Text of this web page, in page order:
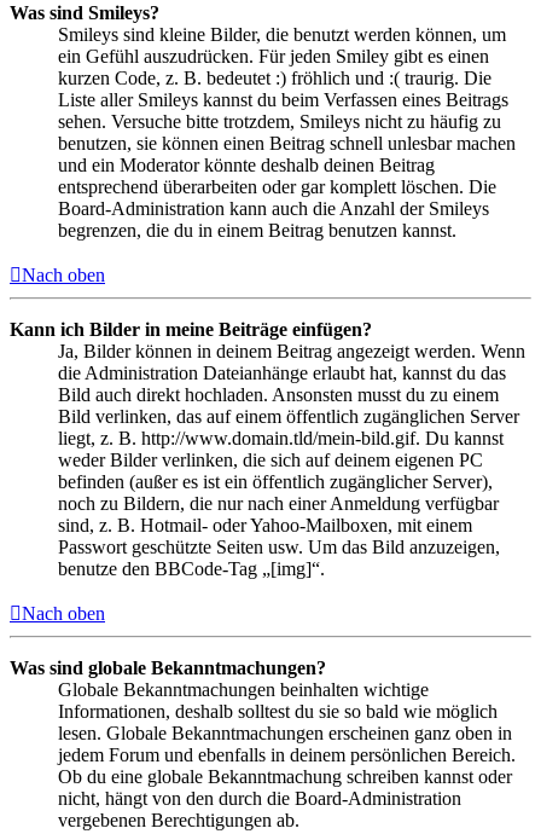
Was sind Smileys?
Smileys sind kleine Bilder, die benutzt werden können, um
ein Gefühl auszudrücken. Für jeden Smiley gibt es einen
kurzen Code, z. B. bedeutet :) fröhlich und :( traurig. Die
Liste aller Smileys kannst du beim Verfassen eines Beitrags
sehen. Versuche bitte trotzdem, Smileys nicht zu häufig zu
benutzen, sie können einen Beitrag schnell unlesbar machen
und ein Moderator könnte deshalb deinen Beitrag
entsprechend überarbeiten oder gar komplett löschen. Die
Board-Administration kann auch die Anzahl der Smileys
begrenzen, die du in einem Beitrag benutzen kannst.
Nach oben
Kann ich Bilder in meine Beiträge einfügen?
Ja, Bilder können in deinem Beitrag angezeigt werden. Wenn
die Administration Dateianhänge erlaubt hat, kannst du das
Bild auch direkt hochladen. Ansonsten musst du zu einem
Bild verlinken, das auf einem öffentlich zugänglichen Server
liegt, z. B. http://www.domain.tld/mein-bild.gif. Du kannst
weder Bilder verlinken, die sich auf deinem eigenen PC
befinden (außer es ist ein öffentlich zugänglicher Server),
noch zu Bildern, die nur nach einer Anmeldung verfügbar
sind, z. B. Hotmail- oder Yahoo-Mailboxen, mit einem
Passwort geschützte Seiten usw. Um das Bild anzuzeigen,
benutze den BBCode-Tag „[img]“.
Nach oben
Was sind globale Bekanntmachungen?
Globale Bekanntmachungen beinhalten wichtige
Informationen, deshalb solltest du sie so bald wie möglich
lesen. Globale Bekanntmachungen erscheinen ganz oben in
jedem Forum und ebenfalls in deinem persönlichen Bereich.
Ob du eine globale Bekanntmachung schreiben kannst oder
nicht, hängt von den durch die Board-Administration
vergebenen Berechtigungen ab.